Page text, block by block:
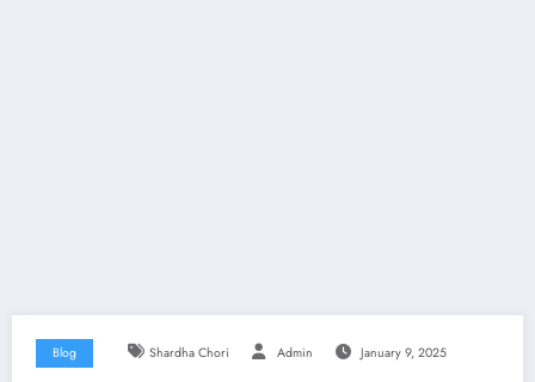
Blog Shardha Chori Admin January 9, 2025